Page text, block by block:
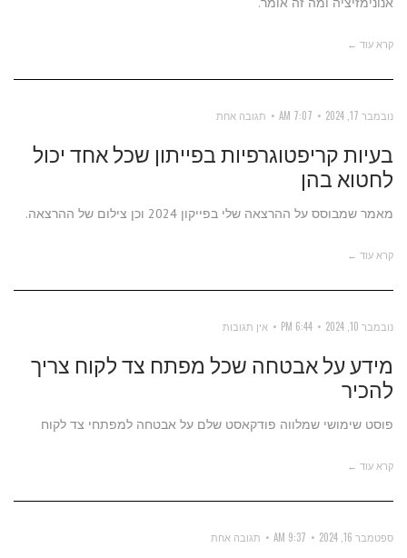
קרא עוד ←
נובמבר 17, 2024 7:07 AM תגובה אחת
בעיות קריפטוגרפיות בפייתון שכל אחד יכול
לחטוא בהן
מאמר שמבוסס על ההרצאה שלי בפייקון 2024 וכן צילום של ההרצאה.
קרא עוד ←
נובמבר 10, 2024 6:44 PM אין תגובות
מידע על אבטחה שכל מפתח צד לקוח צריך
להכיר
פוסט שימושי שמלווה פודקאסט שלם על אבטחה למפתחי צד לקוח
קרא עוד ←
ספטמבר 16, 2024 9:37 AM תגובה אחת